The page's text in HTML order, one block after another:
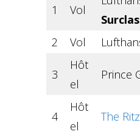
1 Vol
2
Vol
3
Hôt
el
Prince
4
Hôt
el
The